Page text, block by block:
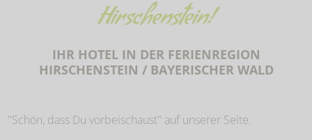
Hirschenstein!
IHR HOTEL IN DER FERIENREGION
HIRSCHENSTEIN / BAYERISCHER WALD
"Schön, dass Du vorbeischaust" auf unserer Seite.